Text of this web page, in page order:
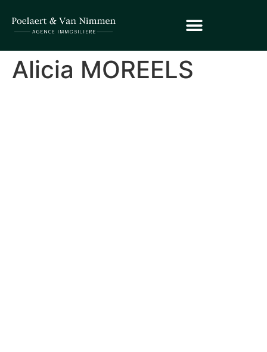
Alicia MOREELS